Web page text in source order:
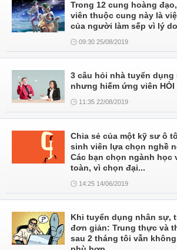
Trong 12 cung hoàng
viên thuộc cung này là
của người làm sếp vì lý
09:30 25/08/2019
3 câu hỏi nhà tuyển dụng
nhưng hiếm ứng viên HỎI
11:35 22/08/2019
Chia sẻ của một kỹ sư ô
sinh viên lựa chọn nghề
Các bạn chọn ngành học
toàn, vì chọn đại...
14:25 14/06/2019
Khi tuyển dụng nhân sự,
đơn giản: Trung thực và
sau 2 tháng tôi vẫn